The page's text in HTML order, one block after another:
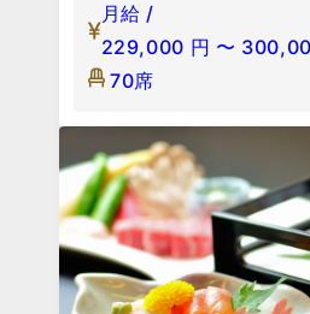
月給 /
229,000 円 〜
70席